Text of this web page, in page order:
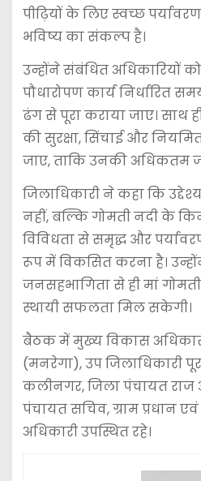
पीढ़ियों के लिए स्वच्छ
भविष्य का संकल्प है।
उन्होंने संबंधित अधिकारियों
पौधारोपण कार्य निर्धारित
ढंग से पूरा कराया जाए। साथ
की सुरक्षा, सिंचाई और
जाए, ताकि उनकी अधिकतम
जिलाधिकारी ने कहा कि
नहीं, बल्कि गोमती नदी के
विविधता से समृद्ध और
रूप में विकसित करना है।
जनसहभागिता से ही मां
स्थायी सफलता मिल सकेगी।
बैठक में मुख्य विकास
(मनरेगा), उप जिलाधिकारी
कलीनगर, जिला पंचायत राज
पंचायत सचिव, ग्राम प्रधान
अधिकारी उपस्थित रहे।